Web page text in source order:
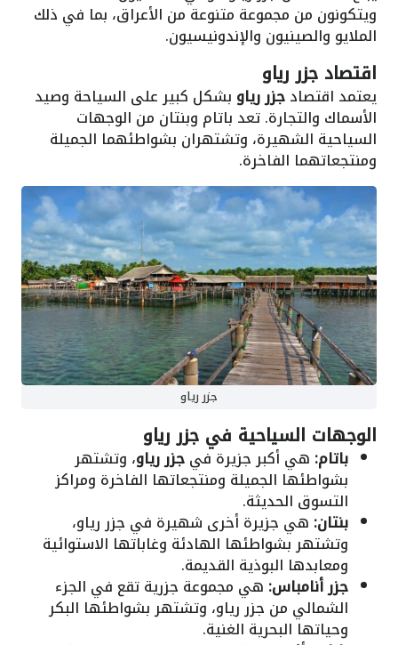
ويتكونون من مجموعة متنوعة من الأعراق، بما في ذلك
الملايو والصينيون والإندونيسيون.
اقتصاد جزر رياو
يعتمد اقتصادجزر رياو بشكل كبير على السياحة وصيد
الأسماك والتجارة. تعد باتام وبنتان من الوجهات
السياحية الشهيرة، وتشتهران بشواطئهما الجميلة
ومنتجعاتهما الفاخرة.
جزر رياو
الوجهات السياحية في جزر رياو
باتام: هي أكبر جزيرة فيجزر رياو، وتشتهر
بشواطئها الجميلة ومنتجعاتها الفاخرة ومراكز
التسوق الحديثة.
بنتان: هي جزيرة أخرى شهيرة في جزر رياو،
وتشتهر بشواطئها الهادئة وغاباتها الاستوائية
ومعابدها البوذية القديمة.
جزر أنامباس: هي مجموعة جزرية تقع في الجزء
الشمالي من جزر رياو، وتشتهر بشواطئها البكر
وحياتها البحرية الغنية.